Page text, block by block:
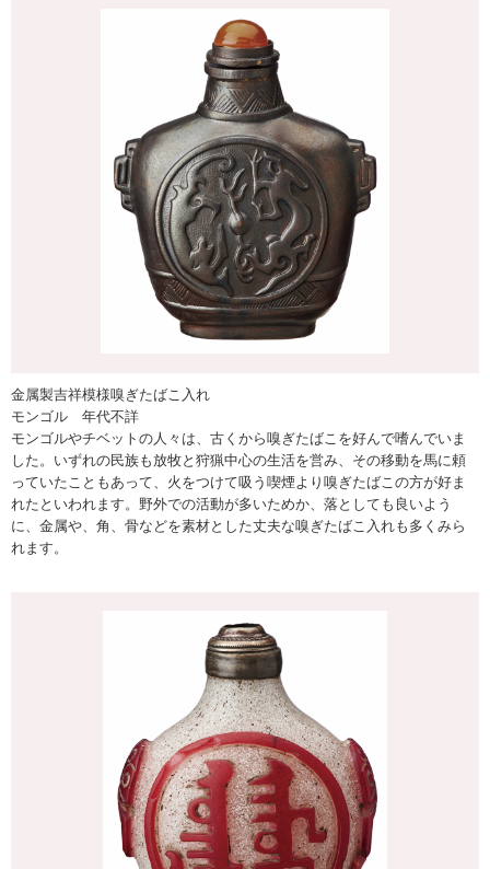
金属製吉祥模様嗅ぎたばこ入れ
モンゴル 年代不詳
モンゴルやチベットの人々は、古くから嗅ぎたばこを好んで嗜んでいま
した。いずれの民族も放牧と狩猟中心の生活を営み、その移動を馬に頼
っていたこともあって、火をつけて吸う喫煙より嗅ぎたばこの方が好ま
れたといわれます。野外での活動が多いためか、落としても良いよう
に、金属や、角、骨などを素材とした丈夫な嗅ぎたばこ入れも多くみら
れます。